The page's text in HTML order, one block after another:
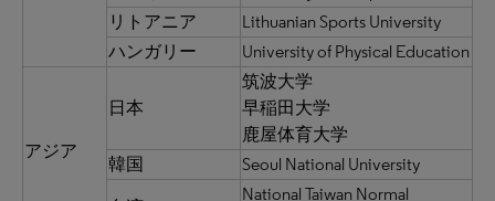
リトアニア
Lithuanian Sports University
ハンガリー
University of Physical Education
アジア
日本
筑波大学
早稲田大学
鹿屋体育大学
韓国
Seoul National University
National Taiwan Normal